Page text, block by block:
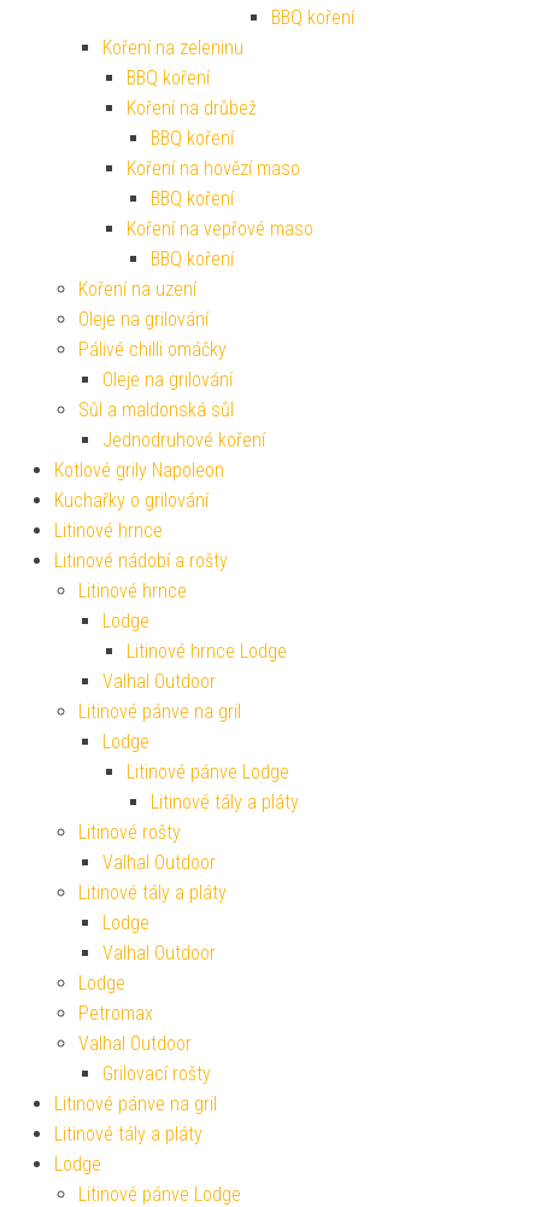
BBQ koření
Koření na zeleninu
BBQ koření
Koření na drůbež
BBQ koření
Koření na hovězí maso
BBQ koření
Koření na vepřové maso
BBQ koření
Koření na uzení
Oleje na grilování
Pálivé chilli omáčky
Oleje na grilování
Sůl a maldonská sůl
Jednodruhové koření
Kotlové grily Napoleon
Kuchařky o grilování
Litinové hrnce
Litinové nádobí a rošty
Litinové hrnce
Lodge
Litinové hrnce Lodge
Valhal Outdoor
Litinové pánve na gril
Lodge
Litinové pánve Lodge
Litinové tály a pláty
Litinové rošty
Valhal Outdoor
Litinové tály a pláty
Lodge
Valhal Outdoor
Lodge
Petromax
Valhal Outdoor
Grilovací rošty
Litinové pánve na gril
Litinové tály a pláty
Lodge
Litinové pánve Lodge